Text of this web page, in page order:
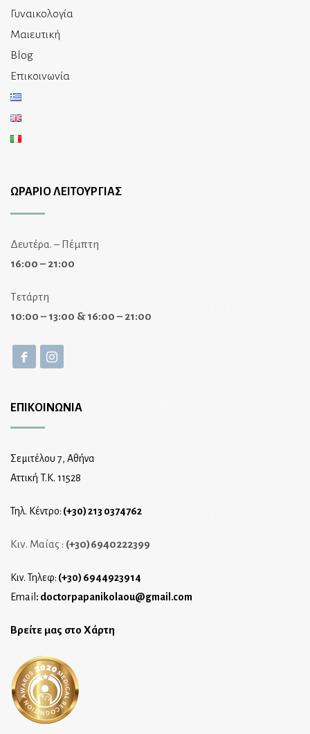
Γυναικολογία
Μαιευτική
Blog
Επικοινωνία
ΩΡΑΡΙΟ ΛΕΙΤΟΥΡΓΙΑΣ
Δευτέρα. – Πέμπτη
16:00 – 21:00
Τετάρτη
10:00 – 13:00 & 16:00 – 21:00
ΕΠΙΚΟΙΝΩΝΙΑ
Σεμιτέλου 7, Αθήνα
Αττική T.K. 11528
Τηλ. Κέντρο: (+30) 213 0374762
Κιν. Μαίας : (+30)6940222399
Κιν. Τηλεφ: (+30) 6944923914
Email : doctorpapanikolaou@gmail.com
Βρείτε μας στο Χάρτη